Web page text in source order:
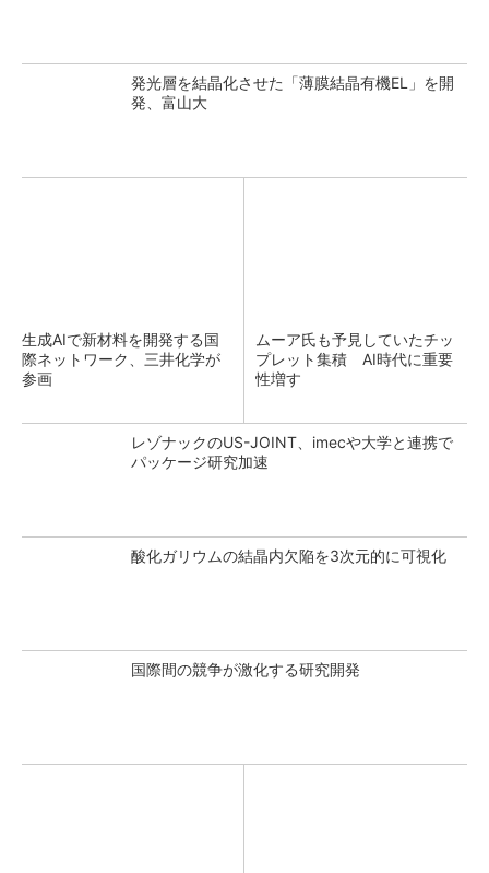
発光層を結晶化させた「薄膜結晶有機EL」を開
発、富山大
生成AIで新材料を開発する国
際ネットワーク、三井化学が
参画
ムーア氏も予見していたチッ
プレット集積 AI時代に重要
性増す
レゾナックのUS-JOINT、imecや大学と連携で
パッケージ研究加速
酸化ガリウムの結晶内欠陥を3次元的に可視化
国際間の競争が激化する研究開発